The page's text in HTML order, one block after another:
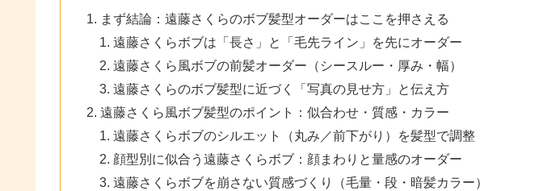
まず結論：遠藤さくらのボブ髪型オーダーはここを押さえる
遠藤さくらボブは「長さ」と「毛先ライン」を先にオーダー
遠藤さくら風ボブの前髪オーダー（シースルー・厚み・幅）
遠藤さくらのボブ髪型に近づく「写真の見せ方」と伝え方
遠藤さくら風ボブ髪型のポイント：似合わせ・質感・カラー
遠藤さくらボブのシルエット（丸み／前下がり）を髪型で調整
顔型別に似合う遠藤さくらボブ：顔まわりと量感のオーダー
遠藤さくらボブを崩さない質感づくり（毛量・段・暗髪カラー）